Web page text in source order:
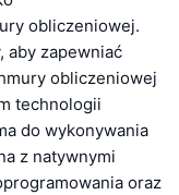
obliczeniowej.
aby zapewniać
obliczeniowej
technologii
do wykonywania
z natywnymi
oraz